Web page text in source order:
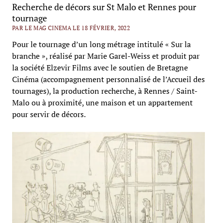
Recherche de décors sur St Malo et Rennes pour
tournage
PAR LE MAG CINEMA LE 18 FÉVRIER, 2022
Pour le tournage d’un long métrage intitulé « Sur la
branche », réalisé par Marie Garel-Weiss et produit par
la société Elzevir Films avec le soutien de Bretagne
Cinéma (accompagnement personnalisé de l’Accueil des
tournages), la production recherche, à Rennes / Saint-
Malo ou à proximité, une maison et un appartement
pour servir de décors.